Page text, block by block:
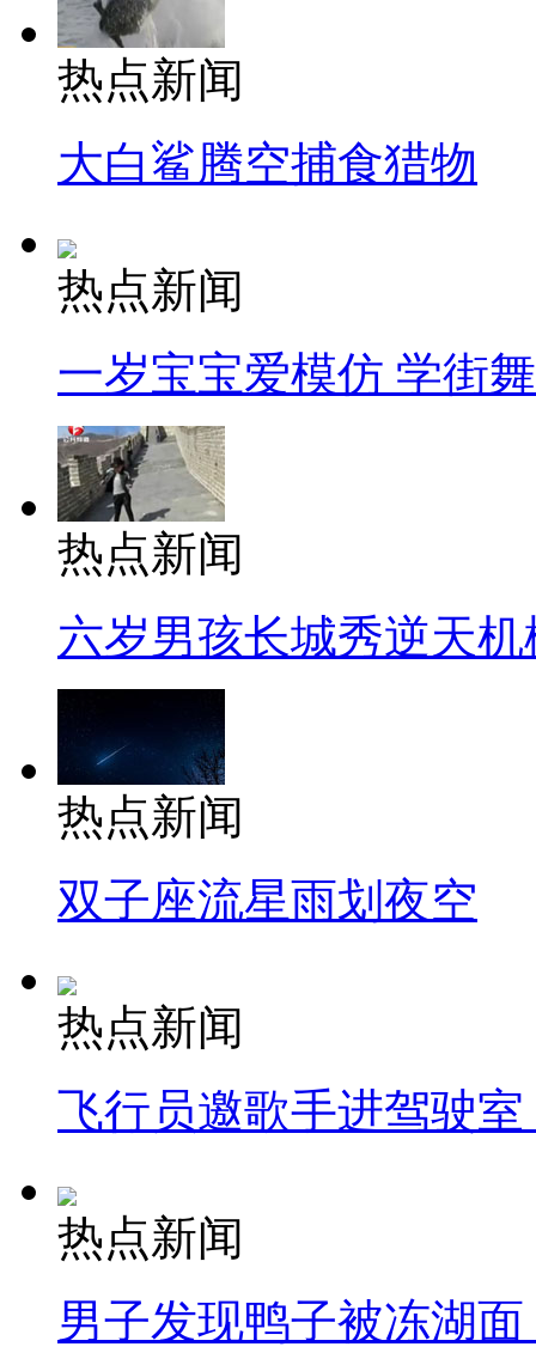
热点新闻
大白鲨腾空捕食猎物
热点新闻
一岁宝宝爱模仿 学街
热点新闻
六岁男孩长城秀逆天机
热点新闻
双子座流星雨划夜空
热点新闻
飞行员邀歌手进驾驶
热点新闻
男子发现鸭子被冻湖